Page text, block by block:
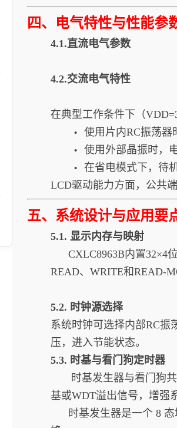
四、电气特性与性能参
4.1.直流电气参数
4.2.交流电气特性
在典型工作条件下（
• 使用片内RC振荡器
• 使用外部晶振时，
• 在省电模式下，待
LCD驱动能力方面，公共
五、系统设计与应用要
5.1. 显示内存与映射
CXLC8963B内置32×4
READ、WRITE和READ-
5.2. 时钟源选择
系统时钟可选择内部RC振
压，进入节能状态。
5.3. 时基与看门狗定时器
时基发生器与看门狗共
基或WDT溢出信号，增强
时基发生器是一个 8 态